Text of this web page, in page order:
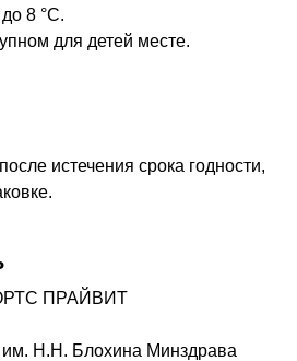
8 °С.
для детей месте.
истечения срока годности,
ПРАЙВИТ
Н.Н. Блохина Минздрава